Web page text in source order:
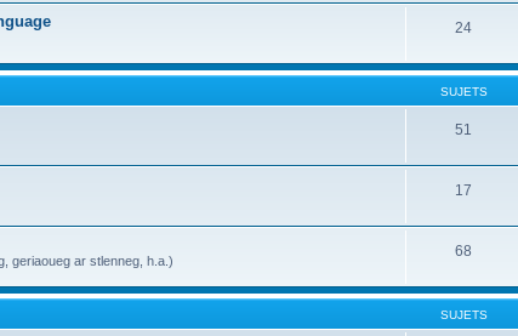
24
SUJETS
51
17
geriaoueg ar stlenneg, h.a.)
68
SUJETS